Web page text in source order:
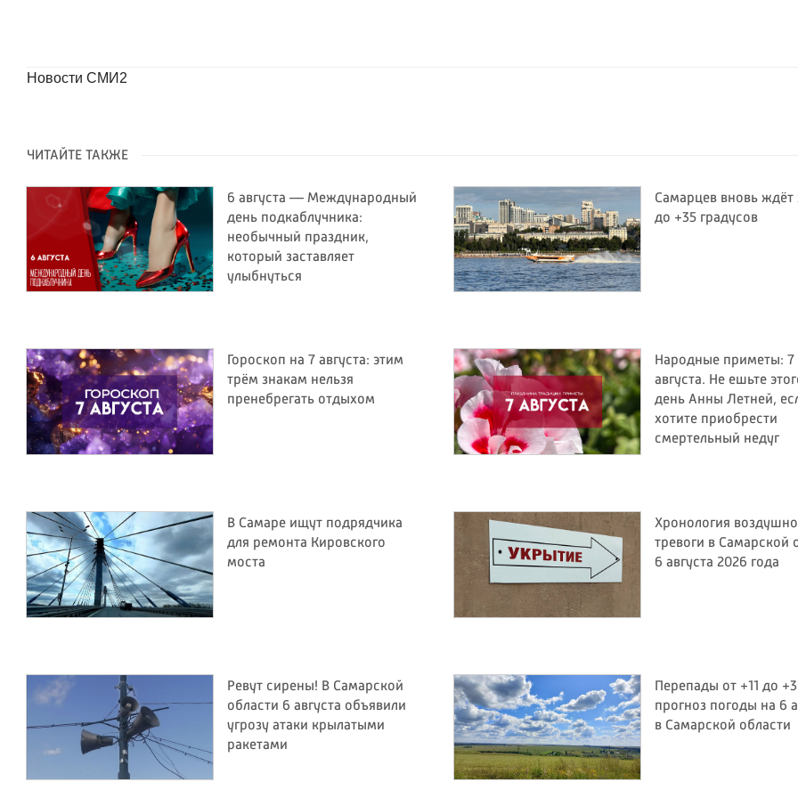
Новости СМИ2
ЧИТАЙТЕ ТАКЖЕ
6 августа — Международный
день подкаблучника:
необычный праздник,
который заставляет
улыбнуться
Самарцев вновь ждёт
до +35 градусов
Гороскоп на 7 августа: этим
трём знакам нельзя
пренебрегать отдыхом
Народные приметы: 7
августа. Не ешьте
день Анны Летней,
хотите приобрести
смертельный недуг
В Самаре ищут подрядчика
для ремонта Кировского
моста
Хронология
тревоги в Самарской
6 августа 2026 года
Ревут сирены! В Самарской
области 6 августа объявили
угрозу атаки крылатыми
ракетами
Перепады от +11 до
прогноз погоды на 6
в Самарской области